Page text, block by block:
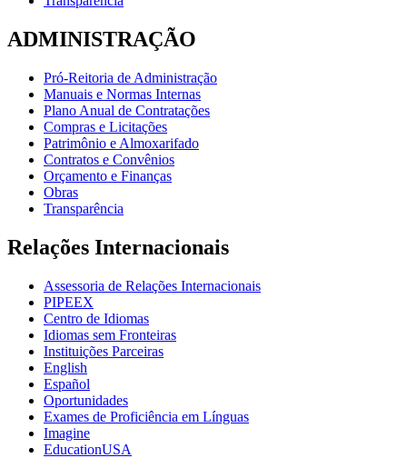
ADMINISTRAÇÃO
Pró-Reitoria de Administração
Manuais e Normas Internas
Plano Anual de Contratações
Compras e Licitações
Patrimônio e Almoxarifado
Contratos e Convênios
Orçamento e Finanças
Obras
Transparência
Relações Internacionais
Assessoria de Relações Internacionais
PIPEEX
Centro de Idiomas
Idiomas sem Fronteiras
Instituições Parceiras
English
Español
Oportunidades
Exames de Proficiência em Línguas
Imagine
EducationUSA